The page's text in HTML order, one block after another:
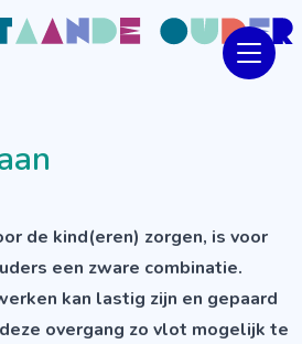
de kind(eren) zorgen, is voor
een zware combinatie.
kan lastig zijn en gepaard
overgang zo vlot mogelijk te